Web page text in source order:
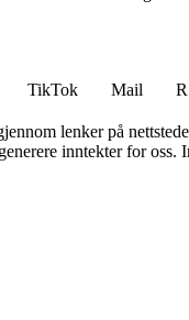
TikTok Mail
lenker på
inntekter for oss.